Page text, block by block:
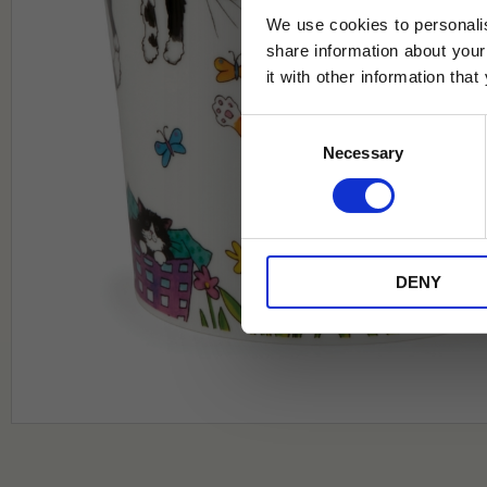
We use cookies to
share information about
it with other information that
Necessary
DENY
Jag samtycker till Tehuset Javas
* Rabatten gäller endast online på
på ordinarie priser och kan ej